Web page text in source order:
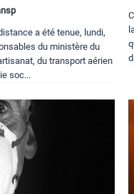
a été tenue, lundi,
du ministère du
du transport aérien
soc...